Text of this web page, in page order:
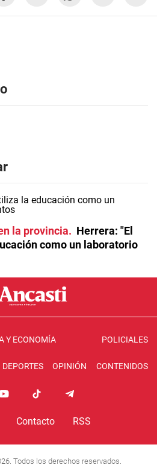
la provincia
Herrera: "El
como un laboratorio
Y ECONOMÍA POLICIALES
DEPORTES OPINIÓN CONTENIDOS
Contacto RSS
Todos los derechos reservados.